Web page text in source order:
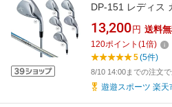
DP-151 レディス
【DOLPHIN】【
13,200 円 送料
120ポイント (1倍)
5(5件)
8/10 14:00までの注文
遊遊スポーツ 楽天